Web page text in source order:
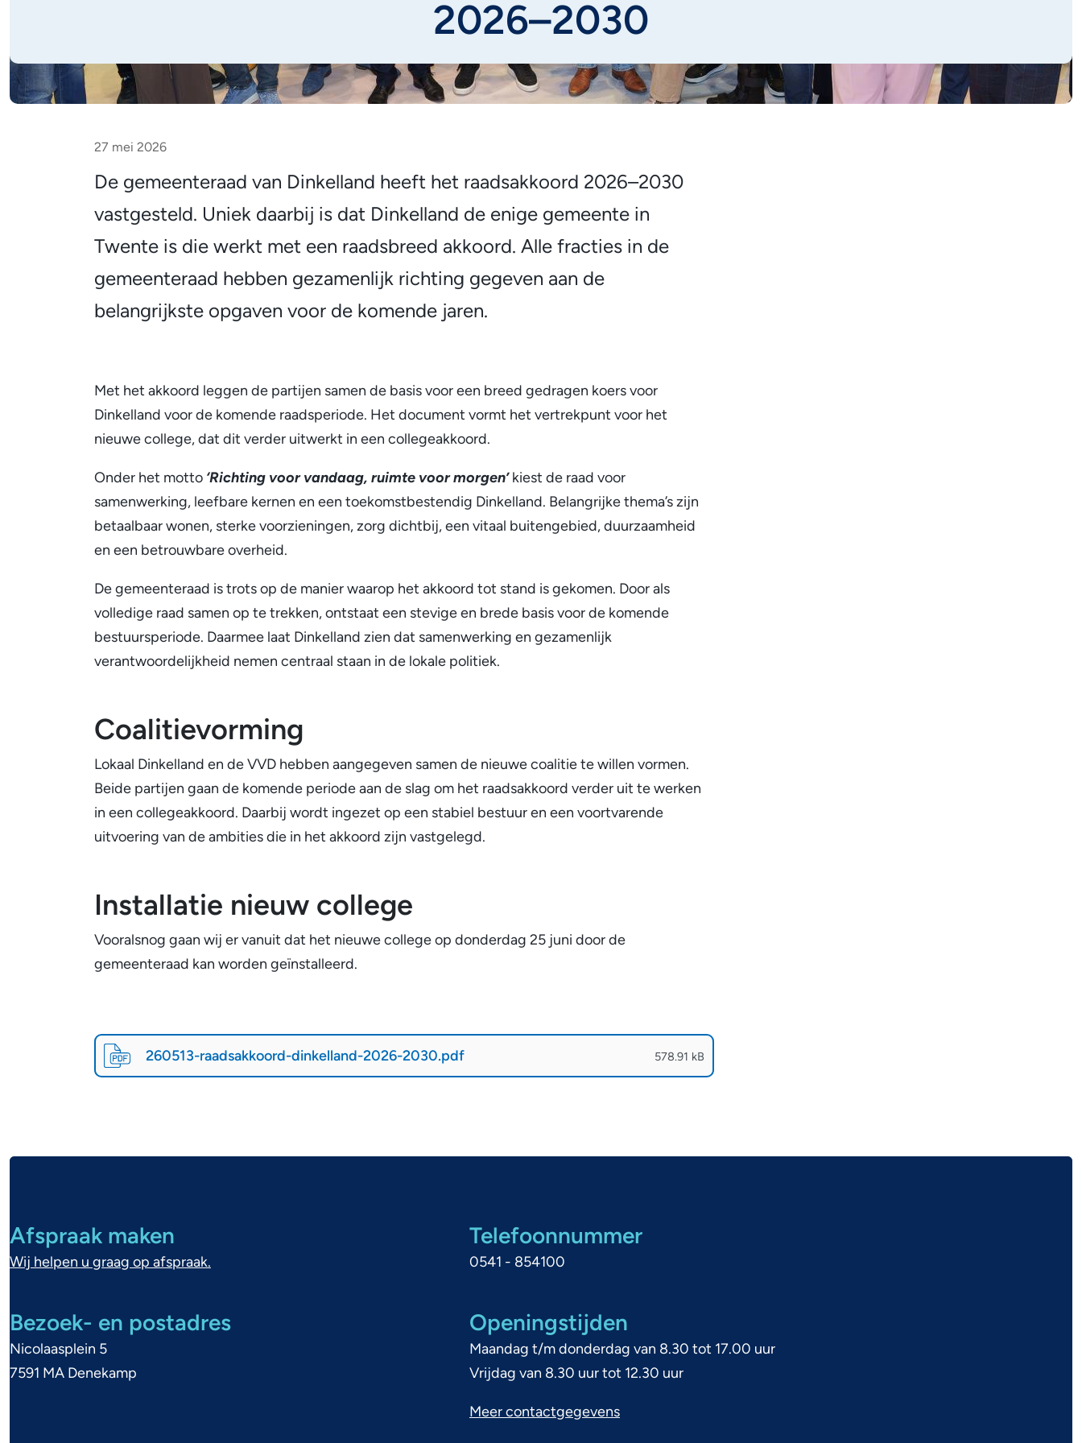
2026–2030
Dinkelland
presenteert
raadsbreed
akkoord
27 mei 2026
De gemeenteraad van Dinkelland heeft het raadsakkoord 2026–2030
vastgesteld. Uniek daarbij is dat Dinkelland de enige gemeente in
Twente is die werkt met een raadsbreed akkoord. Alle fracties in de
gemeenteraad hebben gezamenlijk richting gegeven aan de
belangrijkste opgaven voor de komende jaren.
Met het akkoord leggen de partijen samen de basis voor een breed gedragen koers voor
Dinkelland voor de komende raadsperiode. Het document vormt het vertrekpunt voor het
nieuwe college, dat dit verder uitwerkt in een collegeakkoord.
Onder het motto ‘Richting voor vandaag, ruimte voor morgen’ kiest de raad voor
samenwerking, leefbare kernen en een toekomstbestendig Dinkelland. Belangrijke thema’s zijn
betaalbaar wonen, sterke voorzieningen, zorg dichtbij, een vitaal buitengebied, duurzaamheid
en een betrouwbare overheid.
De gemeenteraad is trots op de manier waarop het akkoord tot stand is gekomen. Door als
volledige raad samen op te trekken, ontstaat een stevige en brede basis voor de komende
bestuursperiode. Daarmee laat Dinkelland zien dat samenwerking en gezamenlijk
verantwoordelijkheid nemen centraal staan in de lokale politiek.
Coalitievorming
Lokaal Dinkelland en de VVD hebben aangegeven samen de nieuwe coalitie te willen vormen.
Beide partijen gaan de komende periode aan de slag om het raadsakkoord verder uit te werken
in een collegeakkoord. Daarbij wordt ingezet op een stabiel bestuur en een voortvarende
uitvoering van de ambities die in het akkoord zijn vastgelegd.
Installatie nieuw college
Vooralsnog gaan wij er vanuit dat het nieuwe college op donderdag 25 juni door de
gemeenteraad kan worden geïnstalleerd.
Richting
voor
ruimte
morgen.
260513-raadsakkoord-dinkelland-2026-2030.pdf (
PDF
-
578.91 kB
g
m
e
Afspraak maken
Wij helpen u graag op afspraak.
Bezoek- en postadres
Nicolaasplein 5
7591 MA Denekamp
Telefoonnummer
0541 - 854100
Openingstijden
Maandag t/m donderdag van 8.30 tot 17.00 uur
Vrijdag van 8.30 uur tot 12.30 uur
Meer contactgegevens